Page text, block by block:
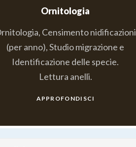
Ornitologia
Censimento nidificazioni
(per anno), Studio migrazione e
Identificazione delle specie.
Lettura anelli.
APPROFONDISCI